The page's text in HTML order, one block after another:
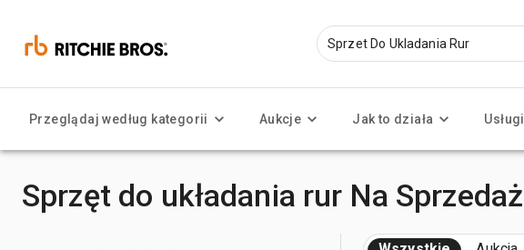
Przeglądaj według kategorii Aukcje Jak to działa Usługi
Sprzęt do układania rur Na Sprzedaż